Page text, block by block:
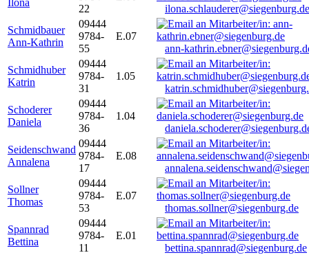
Ilona
22
ilona.schlauderer@siegenburg.de
Schmidbauer
Ann-Kathrin
09444
9784-
55
E.07
ann-
Schmidhuber
Katrin
09444
9784-
31
1.05
Schoderer
Daniela
09444
9784-
36
1.04
Seidenschwand
Annalena
09444
9784-
17
E.08
Sollner
Thomas
09444
9784-
53
E.07
thomas.sollner@siegenburg.de
Spannrad
Bettina
09444
9784-
11
E.01
bettina.spannrad@siegenburg.de